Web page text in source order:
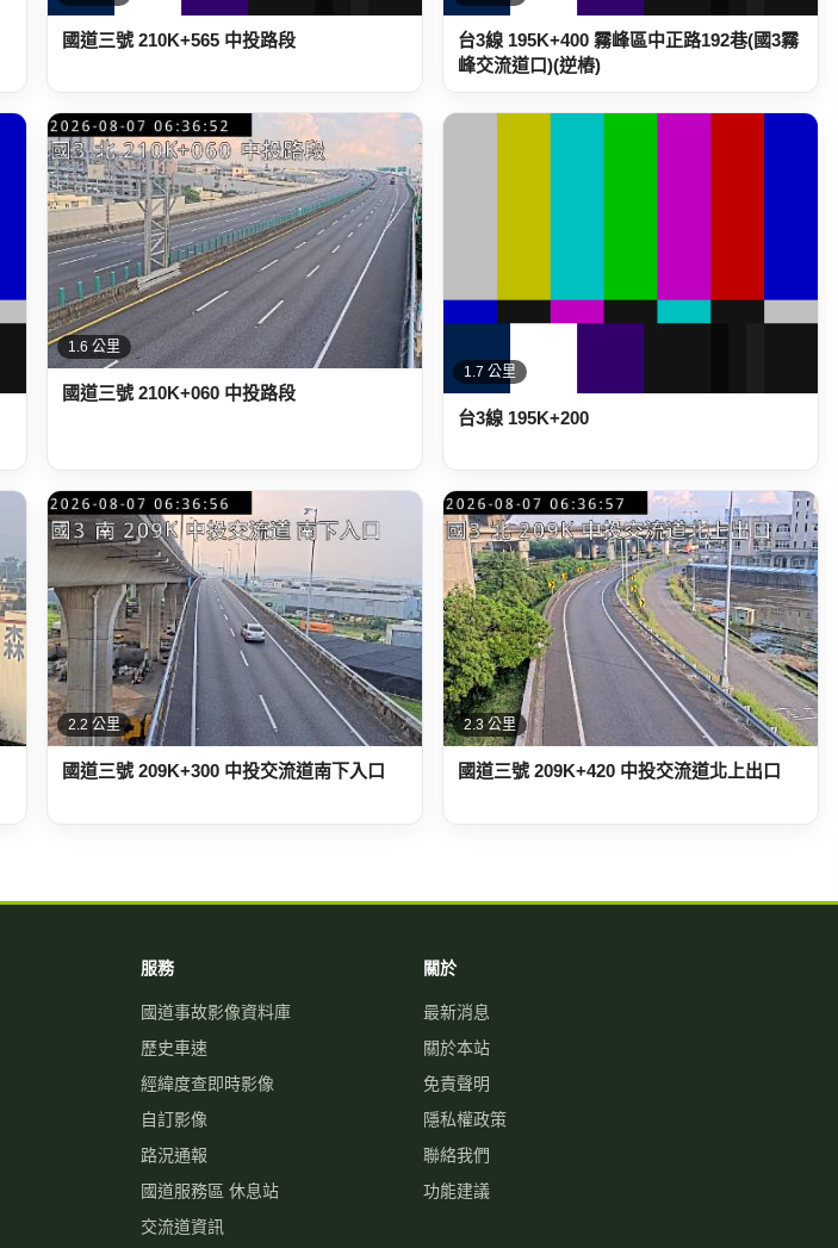
國道三號 210K+565 中投路段
1.6 公里
國道三號 210K+060 中投路段
台3線 195K+200
2.2 公里
國道三號 209K+300 中投交流道南下入口
2.3 公里
國道三號 209K+420 中投交流道北上出口
歷史車速
經緯度查即時影像
自訂影像
路況通報
國道服務區 休息站
交流道資訊
旅遊景點
關於本站
免責聲明
隱私權政策
聯絡我們
功能建議